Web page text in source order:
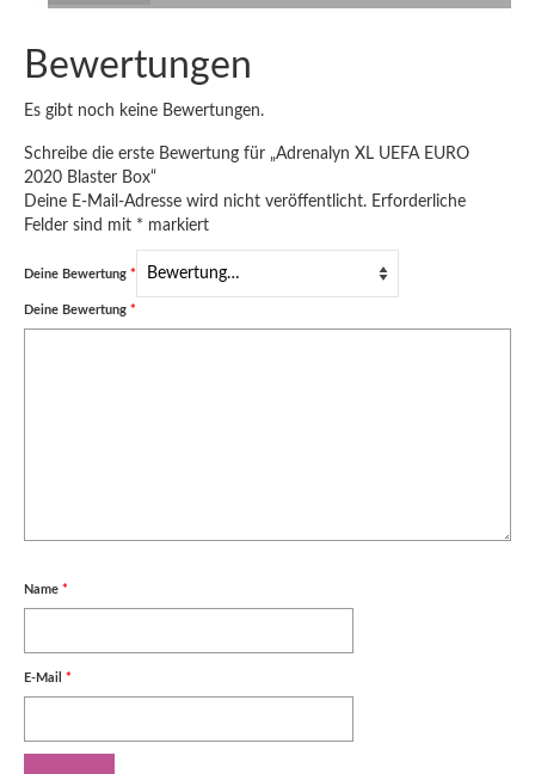
Bewertungen
Es gibt noch keine Bewertungen.
Schreibe die erste Bewertung für „Adrenalyn XL UEFA EURO
2020 Blaster Box“
Deine E-Mail-Adresse wird nicht veröffentlicht. Erforderliche
Felder sind mit * markiert
Deine Bewertung *
Deine Bewertung *
Name *
E-Mail *